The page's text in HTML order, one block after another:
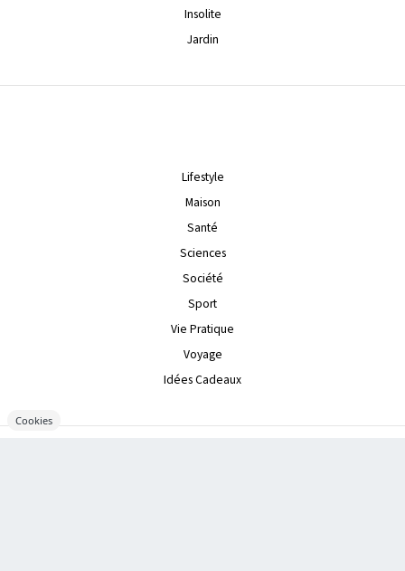
Insolite
Jardin
Lifestyle
Maison
Santé
Sciences
Société
Sport
Vie Pratique
Voyage
Idées Cadeaux
Cookies